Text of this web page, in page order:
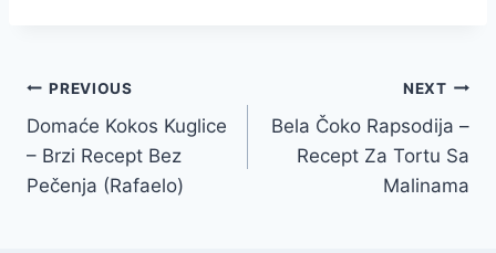
Post
navigation
PREVIOUS
Domaće Kokos Kuglice
– Brzi Recept Bez
Pečenja (Rafaelo)
NEXT
Bela Čoko Rapsodija –
Recept Za Tortu Sa
Malinama